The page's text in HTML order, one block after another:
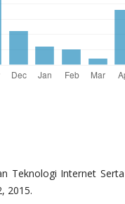
Teknologi Internet
2015.